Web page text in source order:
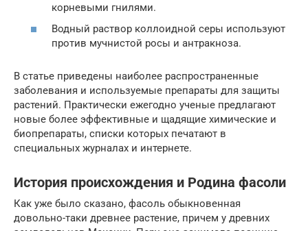
корневыми гнилями.
Водный раствор коллоидной серы используют
против мучнистой росы и антракноза.
В статье приведены наиболее распространенные
заболевания и используемые препараты для защиты
растений. Практически ежегодно ученые предлагают
новые более эффективные и щадящие химические и
биопрепараты, списки которых печатают в
специальных журналах и интернете.
История происхождения и Родина фасоли
Как уже было сказано, фасоль обыкновенная
довольно-таки древнее растение, причем у древних